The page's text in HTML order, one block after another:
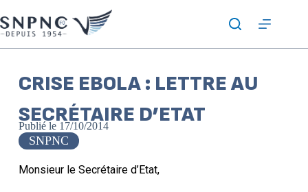
CRISE EBOLA : LETTRE AU
SECRÉTAIRE D’ETAT
Publié le 17/10/2014
SNPNC
Monsieur le Secrétaire d’Etat,